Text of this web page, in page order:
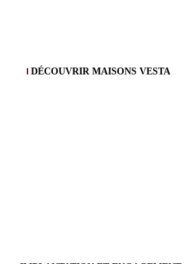
DÉCOUVRIR MAISONS VESTA